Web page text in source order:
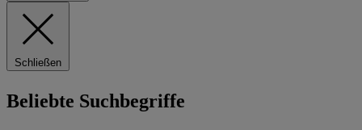
Schließen
Beliebte Suchbegriffe